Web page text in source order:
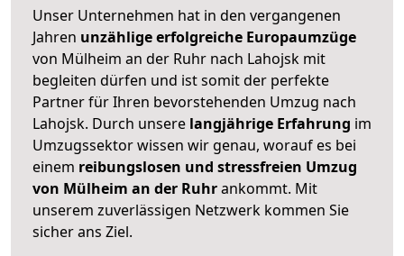
Unser Unternehmen hat in den vergangenen
Jahren unzählige erfolgreiche Europaumzüge
von Mülheim an der Ruhr nach Lahojsk mit
begleiten dürfen und ist somit der perfekte
Partner für Ihren bevorstehenden Umzug nach
Lahojsk. Durch unsere langjährige Erfahrung im
Umzugssektor wissen wir genau, worauf es bei
einem reibungslosen und stressfreien Umzug
von Mülheim an der Ruhrankommt. Mit
unserem zuverlässigen Netzwerk kommen Sie
sicher ans Ziel.